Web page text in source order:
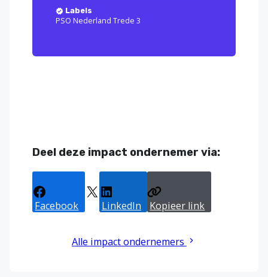
Labels
PSO Nederland Trede 3
Deel deze impact ondernemer via:
Facebook LinkedIn Kopieer link
Alle impact ondernemers